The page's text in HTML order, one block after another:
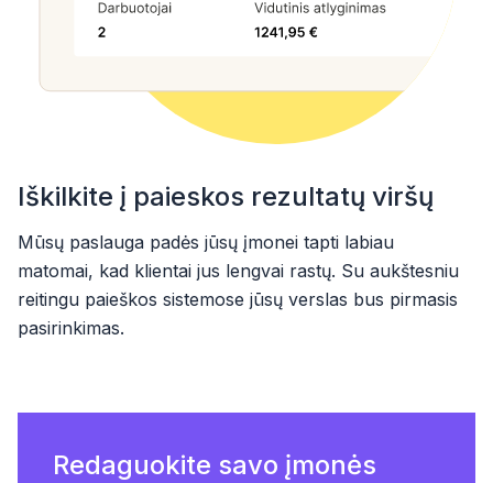
Iškilkite į paieskos rezultatų viršų
Mūsų paslauga padės jūsų įmonei tapti labiau
matomai, kad klientai jus lengvai rastų. Su aukštesniu
reitingu paieškos sistemose jūsų verslas bus pirmasis
pasirinkimas.
Redaguokite savo įmonės